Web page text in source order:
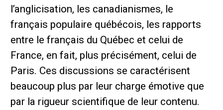
l’anglicisation, les canadianismes, le
français populaire québécois, les rapports
entre le français du Québec et celui de
France, en fait, plus précisément, celui de
Paris. Ces discussions se caractérisent
beaucoup plus par leur charge émotive que
par la rigueur scientifique de leur contenu.